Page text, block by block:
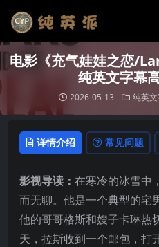
电影《充气娃娃之恋/
纯英文字幕
2026-05-13 纯英
详情介绍 常见问题
影视导读： 在寒冷的冰雪中
而无聊。他是一个典型的宅
他的哥哥格斯和嫂子卡琳热
天，拉斯收到一个邮包，打